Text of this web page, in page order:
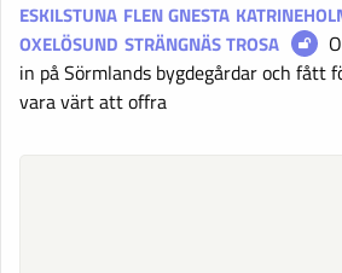
ESKILSTUNA FLENGNESTA
OXELÖSUND STRÄNGNÄSTROSA
in på Sörmlands bygdegårdar och fått
vara värt att offra